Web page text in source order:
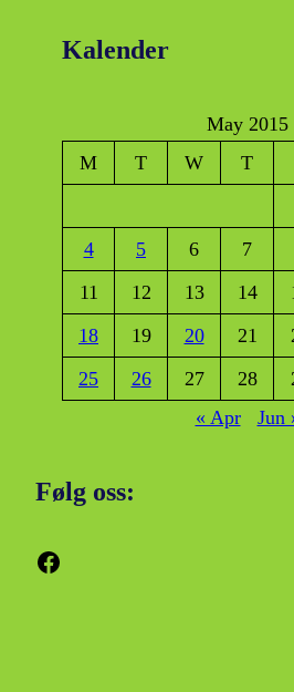
Kalender
May 2015
M
T W T
4
5 6 7
11
12 13 14
18
19 20 21
25
26 27 28
« Apr
Jun
Følg oss:
Facebook